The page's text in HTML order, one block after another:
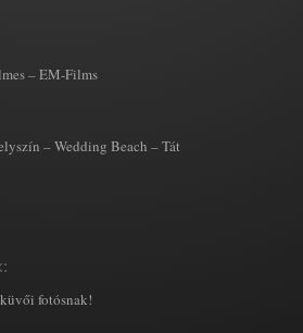
– EM-Films
– Wedding Beach – Tát
fotósnak!